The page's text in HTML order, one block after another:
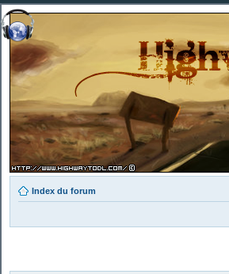
Index du forum